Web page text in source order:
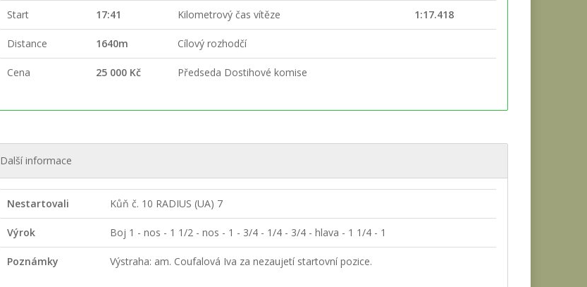
Start 17:41 Kilometrový čas vítěze 1:17.418
Distance 1640m Cílový rozhodčí
Cena 25 000 Kč Předseda Dostihové komise
Další informace
Nestartovali Kůň č. 10 RADIUS (UA) 7
Výrok Boj 1 - nos - 1 1/2 - nos - 1 - 3/4 - 1/4 - 3/4 - hlava - 1 1/4 - 1
Poznámky Výstraha: am. Coufalová Iva za nezaujetí startovní pozice.